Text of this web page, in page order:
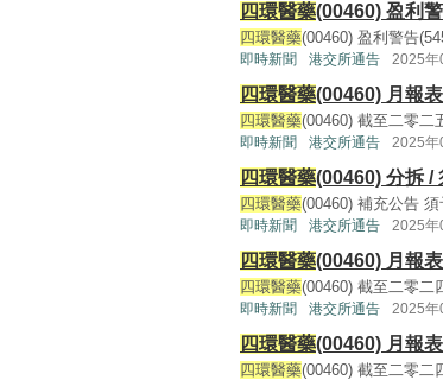
四環醫藥(00460) 盈利
四環醫藥(00460) 盈利警告
即時新聞 港交所通告 2025年
四環醫藥(00460) 月報表
四環醫藥(00460) 截至二零二
即時新聞 港交所通告 2025年
四環醫藥(00460) 分拆 /
四環醫藥(00460) 補充公告
即時新聞 港交所通告 2025年
四環醫藥(00460) 月報表
四環醫藥(00460) 截至二零二
即時新聞 港交所通告 2025年
四環醫藥(00460) 月報表
四環醫藥(00460) 截至二零二